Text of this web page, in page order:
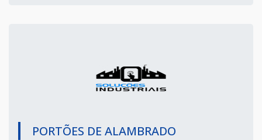
PORTÕES DE ALAMBRADO